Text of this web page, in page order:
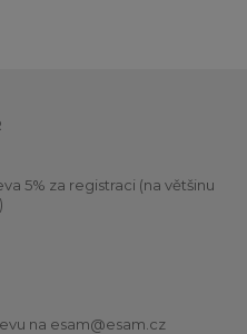
5% za registraci (na většinu
na esam@esam.cz